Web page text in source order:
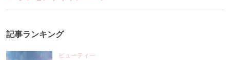
記事ランキング
ビューティー